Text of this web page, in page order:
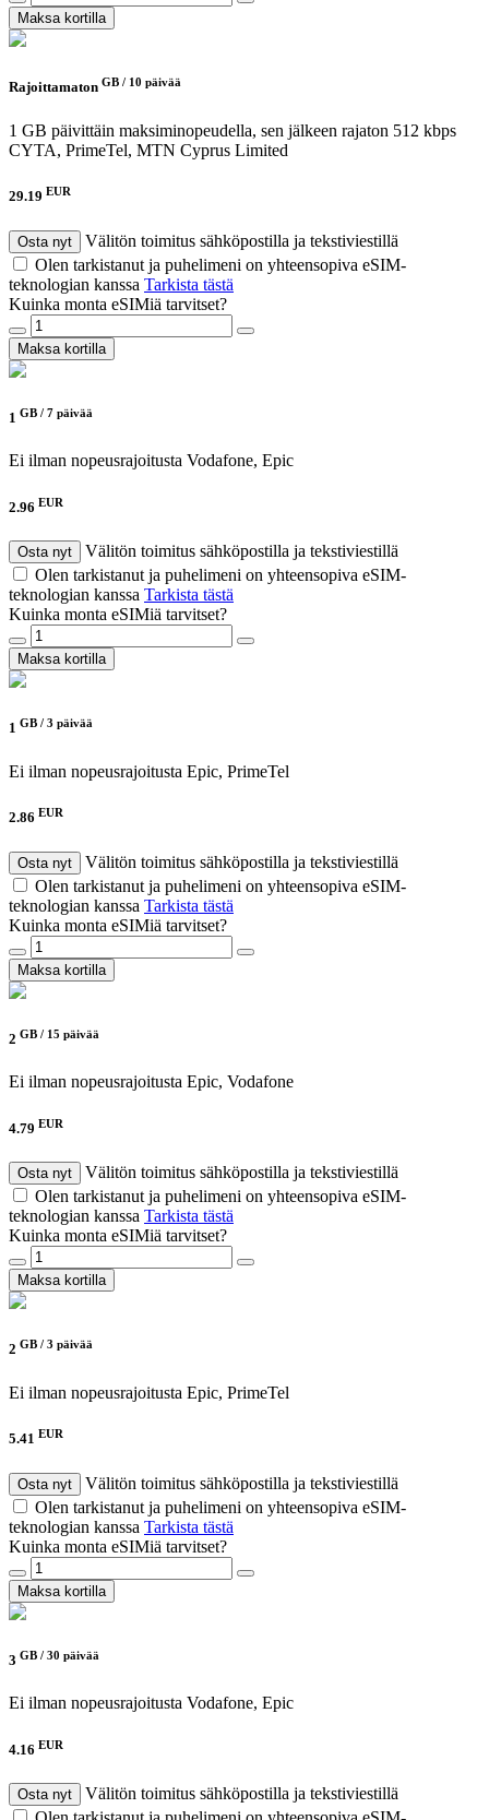
Maksa kortilla
Rajoittamaton GB / 10 päivää
1 GB päivittäin maksiminopeudella, sen jälkeen rajaton 512 kbps
CYTA, PrimeTel, MTN Cyprus Limited
29.19 EUR
Osta nyt
Välitön toimitus sähköpostilla ja tekstiviestillä
Olen tarkistanut ja puhelimeni on yhteensopiva eSIM-
teknologian kanssa Tarkista tästä
Kuinka monta eSIMiä tarvitset?
Maksa kortilla
1 GB / 7 päivää
Ei ilman nopeusrajoitusta Vodafone, Epic
2.96 EUR
Osta nyt
Välitön toimitus sähköpostilla ja tekstiviestillä
Olen tarkistanut ja puhelimeni on yhteensopiva eSIM-
teknologian kanssa Tarkista tästä
Kuinka monta eSIMiä tarvitset?
Maksa kortilla
1 GB / 3 päivää
Ei ilman nopeusrajoitusta Epic, PrimeTel
2.86 EUR
Osta nyt
Välitön toimitus sähköpostilla ja tekstiviestillä
Olen tarkistanut ja puhelimeni on yhteensopiva eSIM-
teknologian kanssa Tarkista tästä
Kuinka monta eSIMiä tarvitset?
Maksa kortilla
2 GB / 15 päivää
Ei ilman nopeusrajoitusta Epic, Vodafone
4.79 EUR
Osta nyt
Välitön toimitus sähköpostilla ja tekstiviestillä
Olen tarkistanut ja puhelimeni on yhteensopiva eSIM-
teknologian kanssa Tarkista tästä
Kuinka monta eSIMiä tarvitset?
Maksa kortilla
2 GB / 3 päivää
Ei ilman nopeusrajoitusta Epic, PrimeTel
5.41 EUR
Osta nyt
Välitön toimitus sähköpostilla ja tekstiviestillä
Olen tarkistanut ja puhelimeni on yhteensopiva eSIM-
teknologian kanssa Tarkista tästä
Kuinka monta eSIMiä tarvitset?
Maksa kortilla
3 GB / 30 päivää
Ei ilman nopeusrajoitusta Vodafone, Epic
4.16 EUR
Osta nyt
Välitön toimitus sähköpostilla ja tekstiviestillä